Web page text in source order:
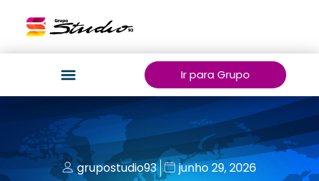
Ir para Grupo
grupostudio93 junho 29, 2026